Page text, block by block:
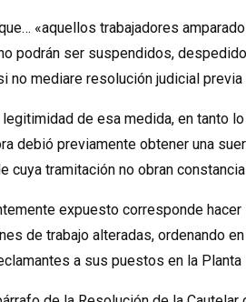
«aquellos trabajadores
podrán ser suspendidos,
no mediare resolución judicial
de esa medida, en tanto
debió previamente obtener una
cuya tramitación no obran
expuesto corresponde
de trabajo alteradas, ordenando
a sus puestos en la Planta